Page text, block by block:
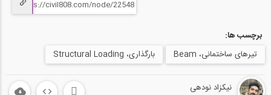
مقاوم سازی لرزه ای سازه مصالح بنایی با...
برچسب ها:
تیر‌های ساختمانی، Beam
بارگذاری، Structural Loading
نیکزاد نودهی